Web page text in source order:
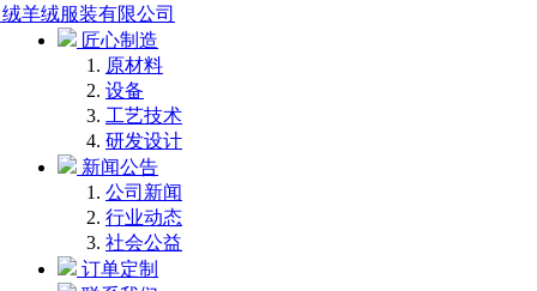
羊绒服装有限公司
匠心制造
原材料
设备
工艺技术
研发设计
新闻公告
公司新闻
行业动态
社会公益
订单定制